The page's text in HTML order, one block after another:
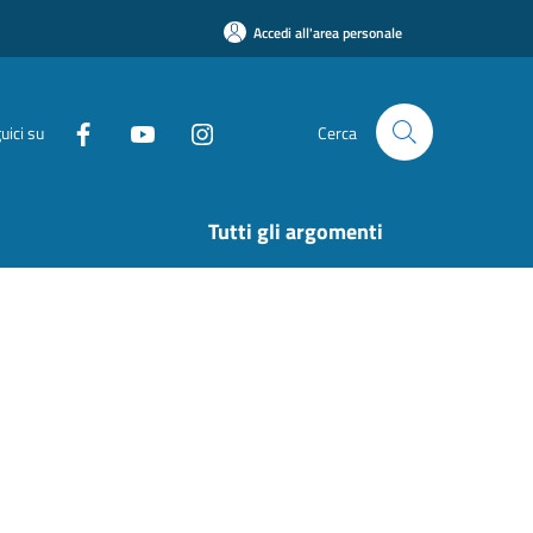
Accedi all'area personale
su Cerca
Tutti gli argomenti